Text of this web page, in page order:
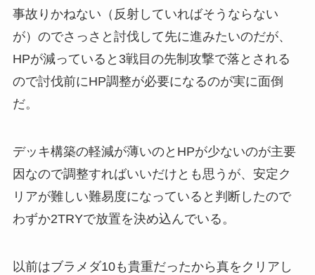
事故りかねない（反射していればそうならない
が）のでさっさと討伐して先に進みたいのだが、
HPが減っていると3戦目の先制攻撃で落とされる
ので討伐前にHP調整が必要になるのが実に面倒
だ。
デッキ構築の軽減が薄いのとHPが少ないのが主要
因なので調整すればいいだけとも思うが、安定ク
リアが難しい難易度になっていると判断したので
わずか2TRYで放置を決め込んでいる。
以前はブラメダ10も貴重だったから真をクリアし